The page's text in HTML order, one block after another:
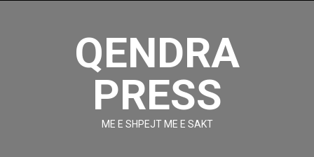
QENDRA
PRESS
ME E SHPEJT ME E SAKT